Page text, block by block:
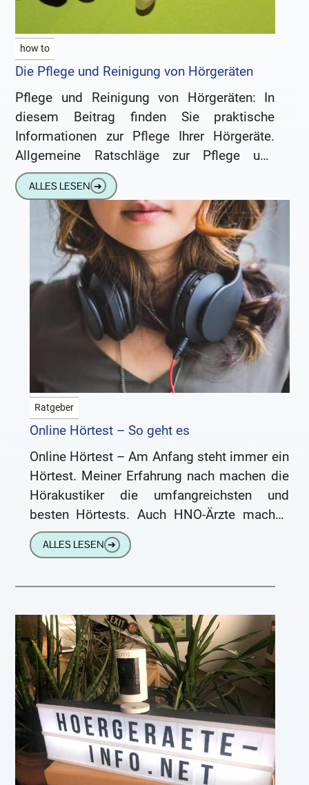
how to
Die Pflege und Reinigung von Hörgeräten
Pflege und Reinigung von Hörgeräten: In
diesem Beitrag finden Sie praktische
Informationen zur Pflege Ihrer Hörgeräte.
Allgemeine Ratschläge zur Pflege und
Reinigung von Hörgeräten Damit Sie lange
Freude an der
ALLES LESEN ➔
Ratgeber
Online Hörtest – So geht es
Online Hörtest – Am Anfang steht immer ein
Hörtest. Meiner Erfahrung nach machen die
Hörakustiker die umfangreichsten und
besten Hörtests. Auch HNO-Ärzte machen
gute Hörtests, nehmen sich aber leider
manchmal
ALLES LESEN ➔